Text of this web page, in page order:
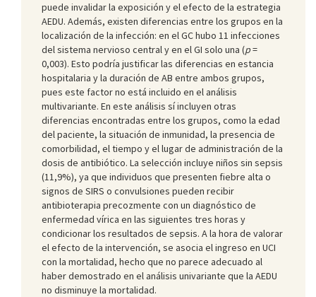
puede invalidar la exposición y el efecto de la estrategia
AEDU. Además, existen diferencias entre los grupos en la
localización de la infección: en el GC hubo 11 infecciones
del sistema nervioso central y en el GI solo una (p=
0,003). Esto podría justificar las diferencias en estancia
hospitalaria y la duración de AB entre ambos grupos,
pues este factor no está incluido en el análisis
multivariante. En este análisis sí incluyen otras
diferencias encontradas entre los grupos, como la edad
del paciente, la situación de inmunidad, la presencia de
comorbilidad, el tiempo y el lugar de administración de la
dosis de antibiótico. La selección incluye niños sin sepsis
(11,9%), ya que individuos que presenten fiebre alta o
signos de SIRS o convulsiones pueden recibir
antibioterapia precozmente con un diagnóstico de
enfermedad vírica en las siguientes tres horas y
condicionar los resultados de sepsis. A la hora de valorar
el efecto de la intervención, se asocia el ingreso en UCI
con la mortalidad, hecho que no parece adecuado al
haber demostrado en el análisis univariante que la AEDU
no disminuye la mortalidad.